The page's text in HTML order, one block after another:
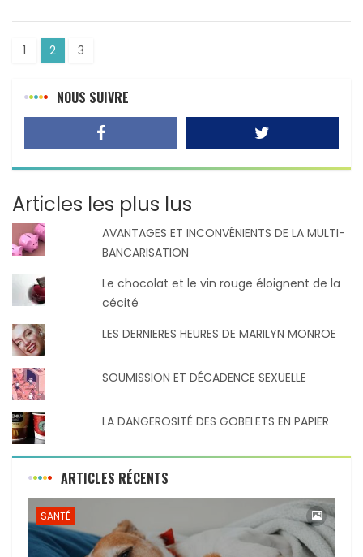
1 2 3
NOUS SUIVRE
Articles les plus lus
AVANTAGES ET INCONVÉNIENTS DE LA MULTI-
BANCARISATION
Le chocolat et le vin rouge éloignent de la
cécité
LES DERNIERES HEURES DE MARILYN MONROE
SOUMISSION ET DÉCADENCE SEXUELLE
LA DANGEROSITÉ DES GOBELETS EN PAPIER
ARTICLES RÉCENTS
SANTÉ